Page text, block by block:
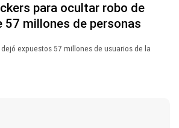
para ocultar robo de
millones de personas
expuestos 57 millones de usuarios de la